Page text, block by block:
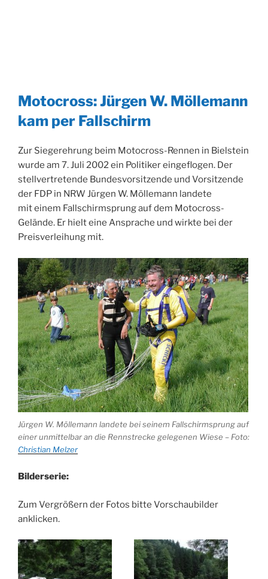
Motocross: Jürgen W. Möllemann
kam per Fallschirm
Zur Siegerehrung beim Motocross-Rennen in Bielstein
wurde am 7. Juli 2002 ein Politiker eingeflogen. Der
stellvertretende Bundesvorsitzende und Vorsitzende
der FDP in NRW Jürgen W. Möllemann landete
mit einem Fallschirmsprung auf dem Motocross-
Gelände. Er hielt eine Ansprache und wirkte bei der
Preisverleihung mit.
Jürgen W. Möllemann landete bei seinem Fallschirmsprung auf
einer unmittelbar an die Rennstrecke gelegenen Wiese – Foto:
Christian Melzer
Bilderserie:
Zum Vergrößern der Fotos bitte Vorschaubilder
anklicken.